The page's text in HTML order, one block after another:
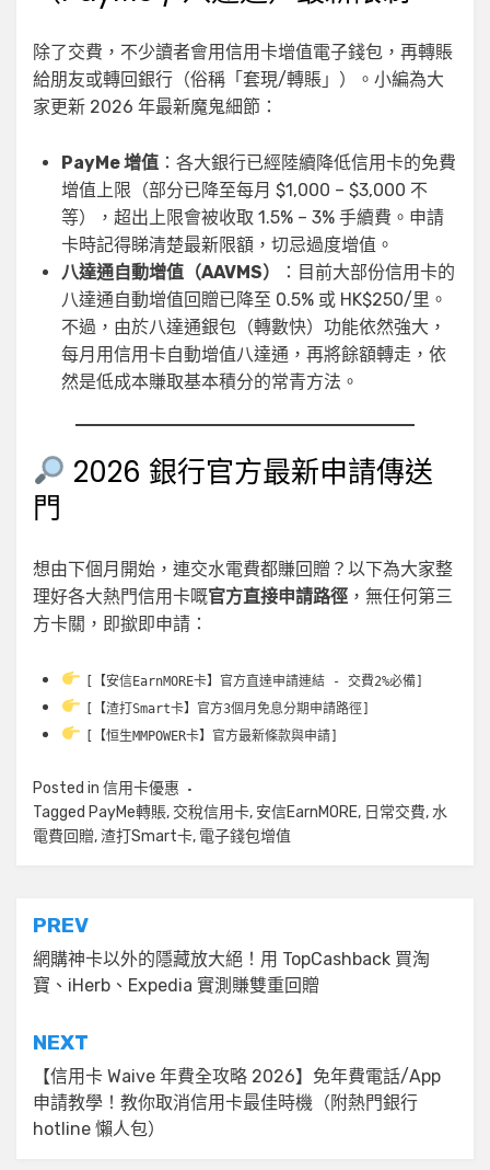
除了交費，不少讀者會用信用卡增值電子錢包，再轉賬
給朋友或轉回銀行（俗稱「套現/轉賬」）。小編為大
家更新 2026 年最新魔鬼細節：
PayMe 增值 ：各大銀行已經陸續降低信用卡的免費
增值上限（部分已降至每月 $1,000 – $3,000 不
等），超出上限會被收取 1.5% – 3% 手續費。申請
卡時記得睇清楚最新限額，切忌過度增值。
八達通自動增值（AAVMS）
：目前大部份信用卡的
八達通自動增值回贈已降至 0.5% 或 HK$250/里。
不過，由於八達通銀包（轉數快）功能依然強大，
每月用信用卡自動增值八達通，再將餘額轉走，依
然是低成本賺取基本積分的常青方法。
2026 銀行官方最新申請傳送
門
想由下個月開始，連交水電費都賺回贈？以下為大家整
理好各大熱門信用卡嘅官方直接申請路徑 ，無任何第三
方卡關，即撳即申請：
[【安信EarnMORE卡】官方直達申請連結 - 交費2%必備]
[【渣打Smart卡】官方3個月免息分期申請路徑]
[【恒生MMPOWER卡】官方最新條款與申請]
Posted in 信用卡優惠
Tagged PayMe轉賬, 交稅信用卡, 安信EarnMORE, 日常交費,水
電費回贈,渣打Smart卡, 電子錢包增值
文
章
導
覽
PREV
網購神卡以外的隱藏放大絕！用 TopCashback 買淘
寶、iHerb、Expedia 實測賺雙重回贈
NEXT
【信用卡 Waive 年費全攻略 2026】免年費電話/App
申請教學！教你取消信用卡最佳時機（附熱門銀行
hotline 懶人包）